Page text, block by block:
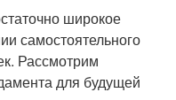
широкое
самостоятельного
Рассмотрим
для будущей